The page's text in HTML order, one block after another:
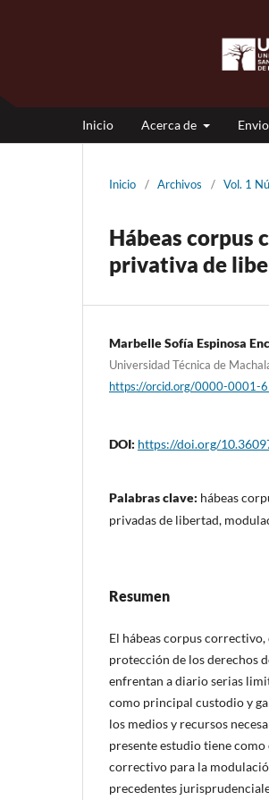
Inicio Acerca de
Inicio / Archivos / Vol. 1
Hábeas corpus
privativa de
Marbelle Sofía Espinosa
Universidad Técnica de
https://orcid.org/0000-0001-
DOI: https://doi.org/
Palabras clave: hábeas
privadas de libertad,
Resumen
El hábeas corpus
protección de los derechos
enfrentan a diario serias
como principal custodio y
los medios y recursos
presente estudio tiene
correctivo para la
precedentes